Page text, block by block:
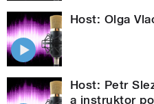
Host: Olga
Host: Petr
a instruktor